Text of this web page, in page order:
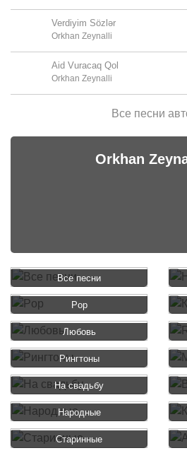
Verdiyim Sözlər
Orkhan Zeynalli
Aid Vuracaq Qol
Orkhan Zeynalli
Все песни
Orkhan
Все песни
Pop
Любовь
Рингтоны
На свадьбу
Народные
Старинные